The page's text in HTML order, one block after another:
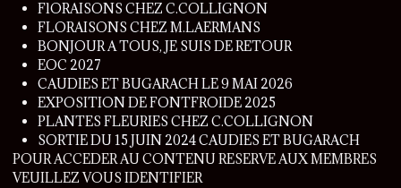
FlORAISONS CHEZ C.COLLIGNON
FLORAISONS CHEZ M.LAERMANS
BONJOUR A TOUS, JE SUIS DE RETOUR
EOC 2027
CAUDIES ET BUGARACH LE 9 MAI 2026
EXPOSITION DE FONTFROIDE 2025
PLANTES FLEURIES CHEZ C.COLLIGNON
SORTIE DU 15 JUIN 2024 CAUDIES ET BUGARACH
POUR ACCEDER AU CONTENU RESERVE AUX MEMBRES
VEUILLEZ VOUS IDENTIFIER